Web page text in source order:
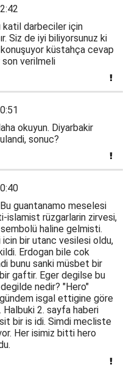
darbeciler için
Siz de iyi biliyorsunuz ki
küstahça cevap
son verilmeli
okuyun. Diyarbakir
sonuc?
guantanamo meselesi
islamist rüzgarlarin zirvesi,
haline gelmisti.
icin bir utanc vesilesi oldu,
Erdogan bile cok
bunu sanki müsbet bir
gaftir. Eger degilse bu
nedir? "Hero"
isgal ettigine göre
2. sayfa haberi
bir is idi. Simdi mecliste
Her isimiz bitti hero